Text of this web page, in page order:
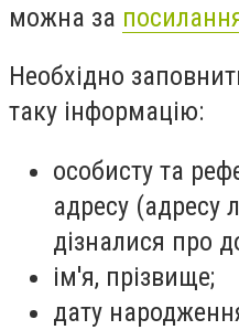
можна за
Необхідно
таку інформацію:
особисту та
адресу (адресу
дізналися про
ім'я, прізвище;
дату